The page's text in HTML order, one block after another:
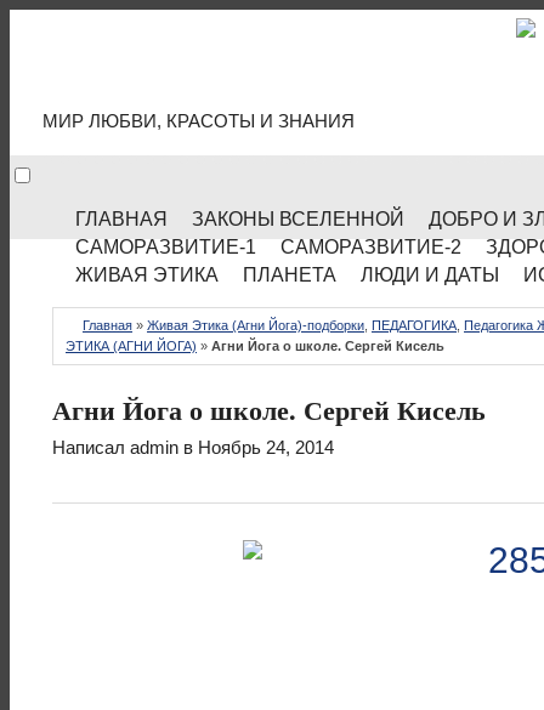
МИР ЛЮБВИ, КРАСОТЫ И ЗНАНИЯ
ГЛАВНАЯ ЗАКОНЫ ВСЕЛЕННОЙ
ДОБРО И
САМОРАЗВИТИЕ-1
САМОРАЗВИТИЕ-2
ЖИВАЯ ЭТИКА
ПЛАНЕТА ЛЮДИ И ДАТЫ
Главная » Живая Этика (Агни Йога)-подборки ПЕДАГОГИКА Педагогика
ЭТИКА (АГНИ ЙОГА) » Агни Йога о школе. Сергей Кисель
Агни Йога о школе. Сергей Кисель
Написал admin в Ноябрь 24, 2014